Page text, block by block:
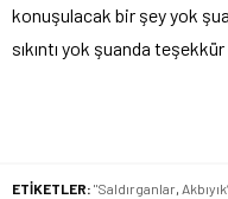
konuşulacak bir şey yok
sıkıntı yok şuanda teşekkür
ETİKETLER: "Saldırganlar,